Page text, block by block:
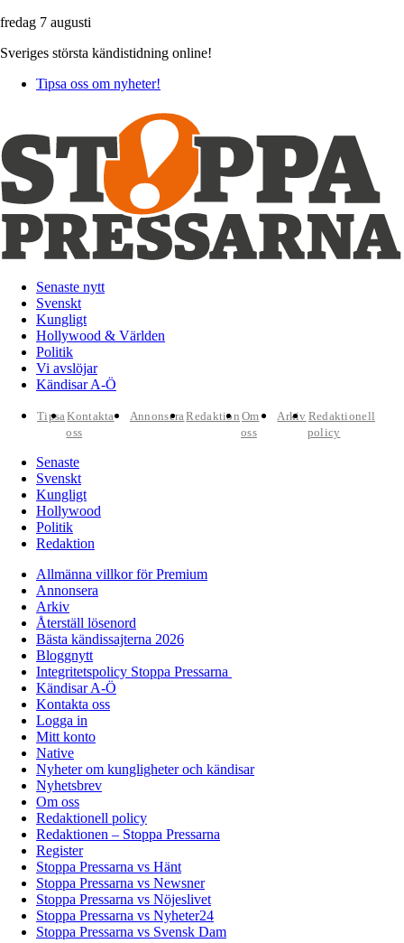
fredag 7 augusti
Sveriges största kändistidning online!
Tipsa oss om nyheter!
Senaste nytt
Svenskt
Kungligt
Hollywood & Världen
Politik
Vi avslöjar
Kändisar A-Ö
TipsaKontakta
oss
AnnonseraRedaktion Om
oss
Arkiv Redaktionell
policy
Senaste
Svenskt
Kungligt
Hollywood
Politik
Redaktion
Allmänna villkor för Premium
Annonsera
Arkiv
Återställ lösenord
Bästa kändissajterna 2026
Bloggnytt
Integritetspolicy Stoppa Pressarna
Kändisar A-Ö
Kontakta oss
Logga in
Mitt konto
Native
Nyheter om kungligheter och kändisar
Nyhetsbrev
Om oss
Redaktionell policy
Redaktionen – Stoppa Pressarna
Register
Stoppa Pressarna vs Hänt
Stoppa Pressarna vs Newsner
Stoppa Pressarna vs Nöjeslivet
Stoppa Pressarna vs Nyheter24
Stoppa Pressarna vs Svensk Dam